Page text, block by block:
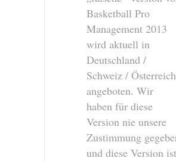
Basketball Pro
Management 2013
wird aktuell in
Deutschland /
Schweiz / Österreich
angeboten. Wir
haben für diese
Version nie unsere
Zustimmung
und diese Version ist